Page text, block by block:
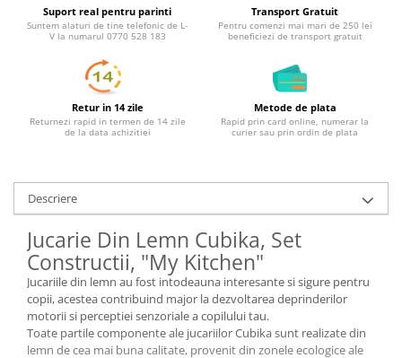
Suport real pentru parinti
Suntem alaturi de tine telefonic de L-
V la numarul 0770 528 183
Transport Gratuit
Pentru comenzi mai mari de 250 lei
beneficiezi de transport gratuit
Retur in 14 zile
Returnezi rapid in termen de 14 zile
de la data achizitiei
Metode de plata
Rapid prin card online, numerar la
curier sau prin ordin de plata
Descriere
Jucarie Din Lemn Cubika, Set
Constructii, "My Kitchen"
Jucariile din lemn au fost intodeauna interesante si sigure pentru
copii, acestea contribuind major la dezvoltarea deprinderilor
motorii si perceptiei senzoriale a copilului tau.
Toate partile componente ale jucariilor Cubika sunt realizate din
lemn de cea mai buna calitate, provenit din zonele ecologice ale